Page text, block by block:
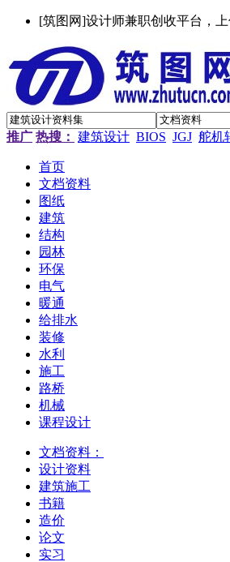
[筑图网]设计师兼职创收平台，
推广 热搜： 建筑设计 BIOS JGJ 舵机
首页
文档资料
图纸
建筑
结构
园林
环保
电气
暖通
给排水
装修
水利
施工
路桥
机械
课程设计
文档资料：
设计资料
建筑施工
书籍
造价
论文
实习